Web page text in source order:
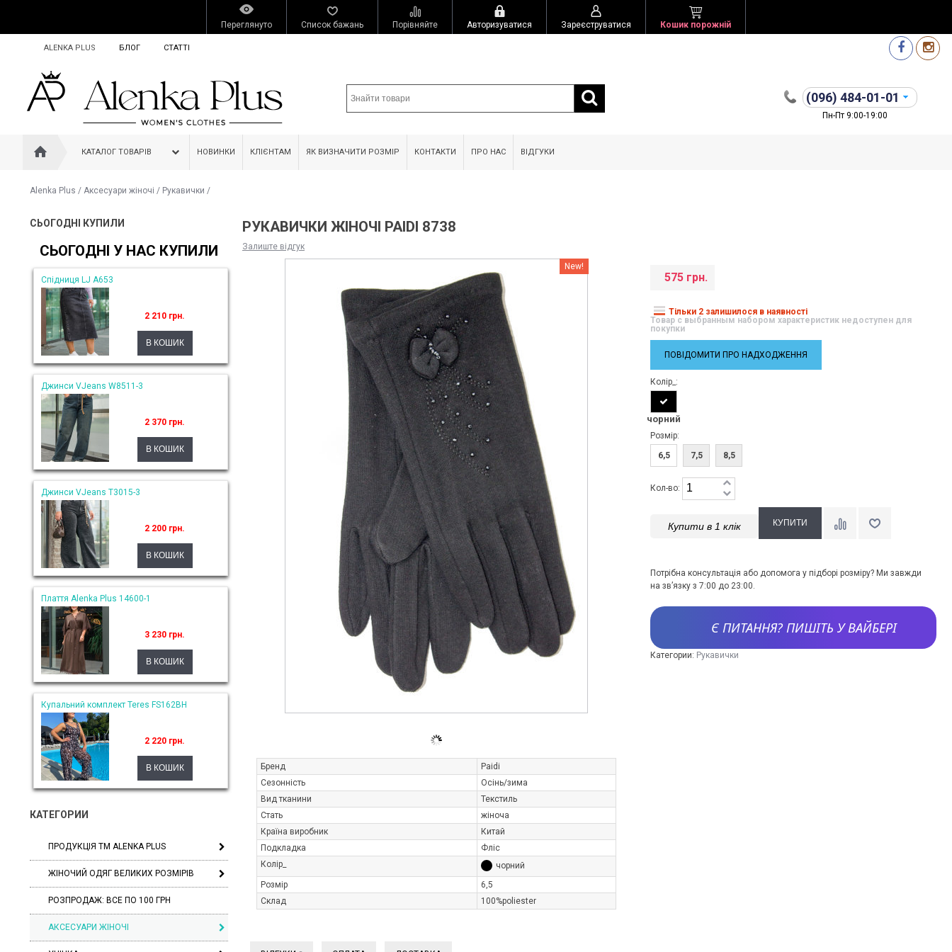
Переглянуто Список бажань Порівняйте Авторизуватися Зареєструватися Кошик порожній
ALENKA PLUS БЛОГ СТАТТІ
(096) 484-01-01
Пн-Пт 9:00-19:00
КАТАЛОГ ТОВАРІВ НОВИНКИ КЛІЄНТАМ ЯК ВИЗНАЧИТИ РОЗМІР КОНТАКТИ ПРО НАС ВІДГУКИ
Alenka Plus / Аксесуари жіночі / Рукавички /
СЬОГОДНІ КУПИЛИ
СЬОГОДНІ У НАС КУПИЛИ
Спідниця LJ A653
2 210 грн.
Джинси VJeans W8511-3
2 370 грн.
Джинси VJeans T3015-3
2 200 грн.
Плаття Alenka Plus 14600-1
3 230 грн.
Купальний комплект Teres FS162BH
2 220 грн.
КАТЕГОРИИ
ПРОДУКЦІЯ ТМ ALENKA PLUS
ЖІНОЧИЙ ОДЯГ ВЕЛИКИХ РОЗМІРІВ
РОЗПРОДАЖ: ВСЕ ПО 100 ГРН
АКСЕСУАРИ ЖІНОЧІ
РУКАВИЧКИ ЖІНОЧІ PAIDI 8738
Залиште відгук
New!
Бренд
Paidi
Сезонність
Осінь/зима
Вид тканини
Текстиль
Стать
жіноча
Країна виробник
Китай
Подкладка
Фліс
Колір_
чорний
Розмір
6,5
Склад
100%poliester
575 грн.
Тільки 2 залишилося в наявності
Товар с выбранным набором характеристик недоступен для
покупки
ПОВІДОМИТИ ПРО НАДХОДЖЕННЯ
Колір_:
чорний
Розмір:
6,5
7,5 8,5
Кол-во:
Купити в 1 клік
Потрібна консультація або допомога у підборі розміру? Ми завжди
на зв’язку з 7:00 до 23:00.
Є ПИТАННЯ? ПИШІТЬ У ВАЙБЕРІ
Категории: Рукавички